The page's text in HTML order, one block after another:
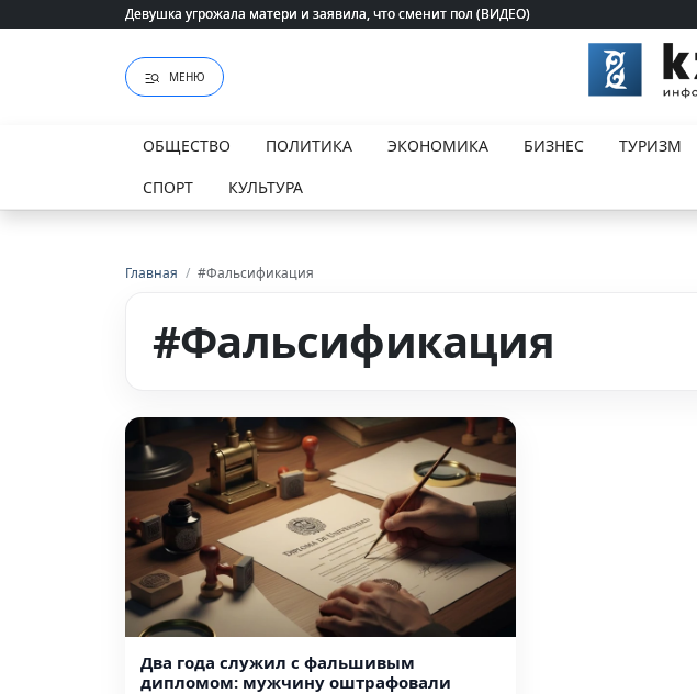
Девушка угрожала матери и заявила, что сменит пол (ВИДЕО)
Девушка угрожала матери и заявила, что сменит пол (ВИДЕО)
МЕНЮ
ОБЩЕСТВО ПОЛИТИКА ЭКОНОМИКА БИЗНЕС ТУРИЗМ
СПОРТ
КУЛЬТУРА
Главная / #Фальсификация
#Фальсификация
Два года служил с фальшивым
дипломом: мужчину оштрафовали